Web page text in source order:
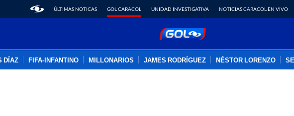
ÚLTIMAS NOTICAS GOL CARACOL UNIDAD INVESTIGATIVA NOTICIAS CARACOL EN VIVO
DÍAZ FIFA-INFANTINO MILLONARIOS JAMES RODRÍGUEZ NÉSTOR LORENZO